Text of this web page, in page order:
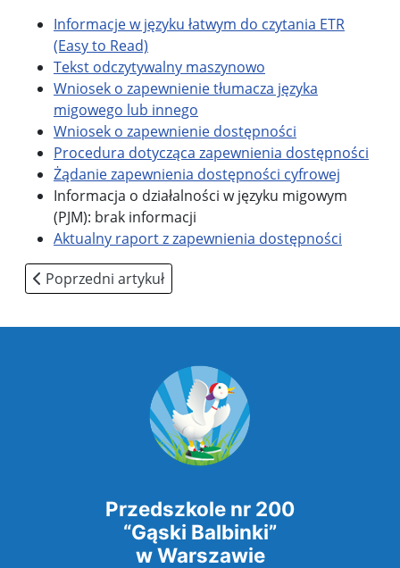
Informacje w języku łatwym do czytania ETR
(Easy to Read)
Tekst odczytywalny maszynowo
Wniosek o zapewnienie tłumacza języka
migowego lub innego
Wniosek o zapewnienie dostępności
Procedura dotycząca zapewnienia dostępności
Żądanie zapewnienia dostępności cyfrowej
Informacja o działalności w języku migowym
(PJM): brak informacji
Aktualny raport z zapewnienia dostępności
Poprzedni artykuł: Polityka prywatności
Poprzedni artykuł
Przedszkole nr 200
“Gąski Balbinki”
w Warszawie